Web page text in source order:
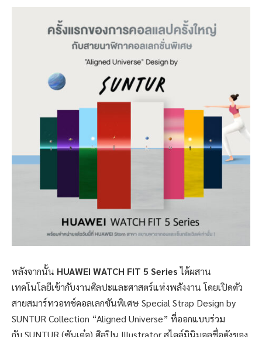
หลังจากนั้น HUAWEI WATCH FIT 5 Seriesได้ผสาน
เทคโนโลยีเข้ากับงานศิลปะและศาสตร์แห่งพลังงาน โดยเปิดตัว
สายสมาร์ทวอทช์คอลเลกชันพิเศษ Special Strap Design by
SUNTUR Collection “Aligned Universe” ที่ออกแบบร่วม
กับ SUNTUR (ซันเต๋อ) ศิลปิน Illustrator สไตล์มินิมอลชื่อดังของ